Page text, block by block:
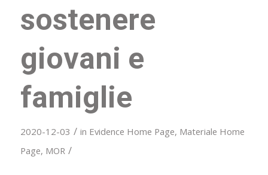
sostenere
giovani e
famiglie
2020-12-03 / in Evidence Home Page, Materiale Home
Page, MOR /